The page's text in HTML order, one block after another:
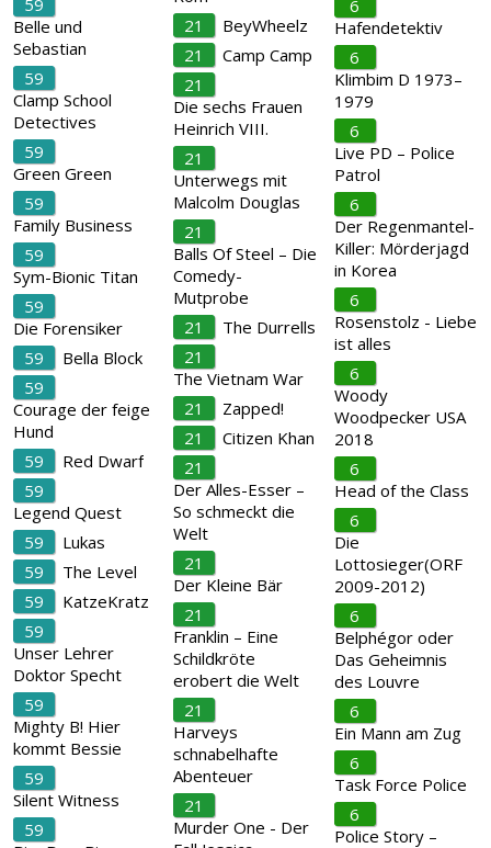
59
Belle und
Sebastian
59
Clamp School
Detectives
59
Green Green
59
Family Business
59
Sym-Bionic Titan
59
Die Forensiker
59
Bella Block
59
Courage der feige
Hund
59
Red Dwarf
59
Legend Quest
59
Lukas
59
The Level
59
KatzeKratz
59
Unser Lehrer
Doktor Specht
59
Mighty B! Hier
kommt Bessie
59
Silent Witness
59
21
BeyWheelz
21
Camp Camp
21
Die sechs Frauen
Heinrich VIII.
21
Unterwegs mit
Malcolm Douglas
21
Balls Of Steel – Die
Comedy-
Mutprobe
21
The Durrells
21
The Vietnam War
21
Zapped!
21
Citizen Khan
21
Der Alles-Esser –
So schmeckt die
Welt
21
Der Kleine Bär
21
Franklin – Eine
Schildkröte
erobert die Welt
21
Harveys
schnabelhafte
Abenteuer
21
Murder One - Der
6
Hafendetektiv
6
Klimbim D 1973–
1979
6
Live PD – Police
Patrol
6
Der Regenmantel-
Killer: Mörderjagd
in Korea
6
Rosenstolz - Liebe
ist alles
6
Woody
Woodpecker USA
2018
6
Head of the Class
6
Die
Lottosieger(ORF
2009-2012)
6
Belphégor oder
Das Geheimnis
des Louvre
6
Ein Mann am Zug
6
Task Force Police
6
Police Story –